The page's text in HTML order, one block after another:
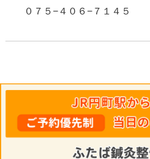
０７５−４０６−７１４５